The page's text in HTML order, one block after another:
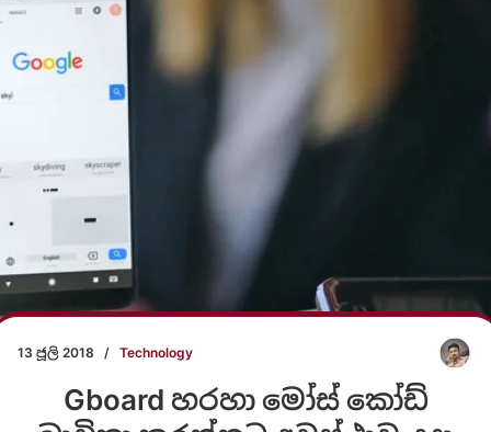
13 ජූලි 2018 / Technology
Gboard හරහා මෝස් කෝඩ්